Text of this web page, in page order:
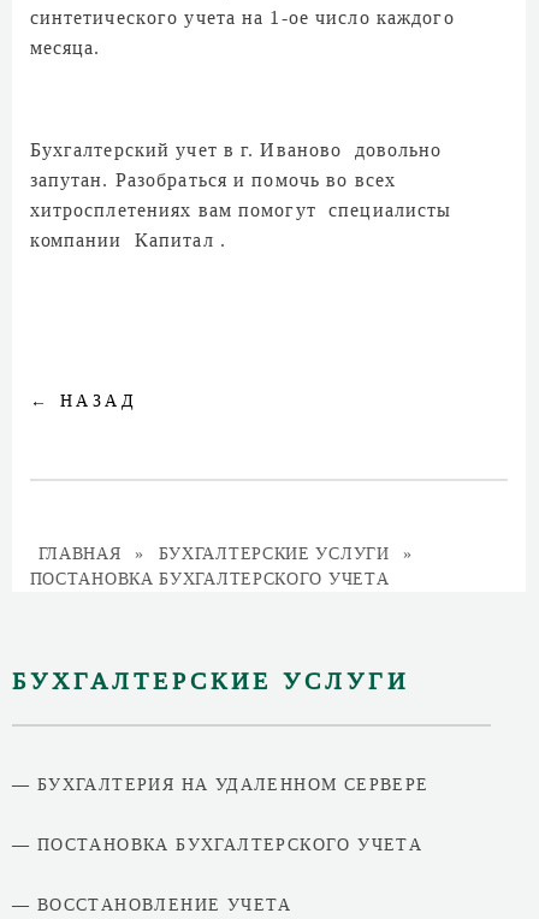
синтетического учета на 1-ое число каждого
месяца.
Бухгалтерский учет в г. Иваново довольно
запутан. Разобраться и помочь во всех
хитросплетениях вам помогут специалисты
компании Капитал .
← НАЗАД
ГЛАВНАЯ
БУХГАЛТЕРСКИЕ УСЛУГИ
ПОСТАНОВКА БУХГАЛТЕРСКОГО УЧЕТА
БУХГАЛТЕРСКИЕ УСЛУГИ
— БУХГАЛТЕРИЯ НА УДАЛЕННОМ СЕРВЕРЕ
— ПОСТАНОВКА БУХГАЛТЕРСКОГО УЧЕТА
— ВОССТАНОВЛЕНИЕ УЧЕТА